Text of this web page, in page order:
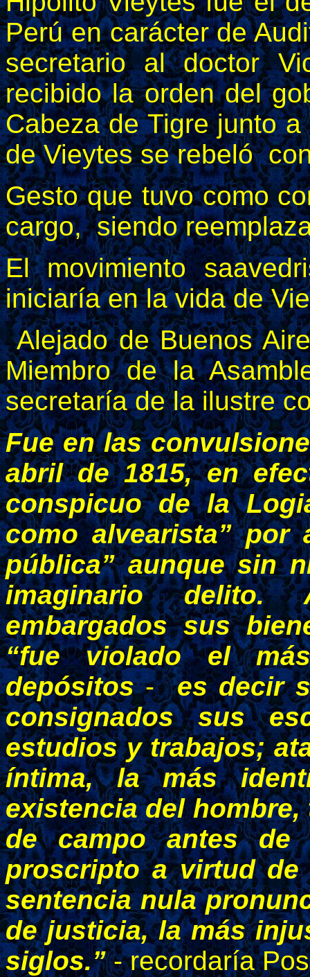
Perú en carácter de
secretario al doctor
recibido la orden del
Cabeza de Tigre junto
de Vieytes se rebeló
Gesto que tuvo como
cargo, siendo
El movimiento
iniciaría en la vida de
Alejado de Buenos
Miembro de la
secretaría de la ilustre
Fue en las
abril de 1815, en
conspicuo de la
como alvearista” por
pública” aunque sin
imaginario delito.
embargados sus
“fue violado el
depósitos-es decir
consignados sus
estudios y trabajos;
íntima, la más
existencia del
de campo antes de
proscripto a virtud
sentencia nula
de justicia, la más
siglos.”- recordaría